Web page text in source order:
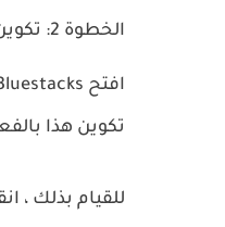
الخطوة 2: تكوين Free Fire على جهاز الكمبيوتر
افتح Bluestacks و Free Fire في نفس الوقت.
تكوين هذا
للقيام بذلك ،